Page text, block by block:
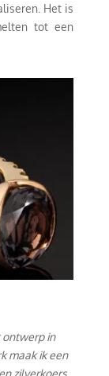
Het is
tot een
ontwerp in
maak ik een